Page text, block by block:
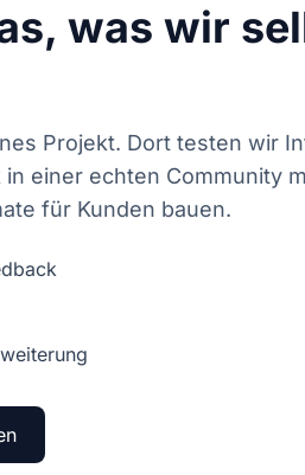
was wir
Projekt. Dort testen wir
in einer echten Community
für Kunden bauen.